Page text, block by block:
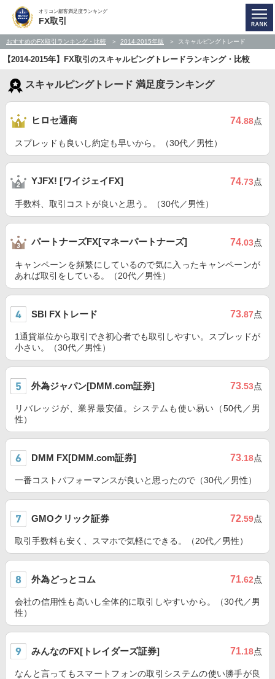
オリコン顧客満足度ランキング
FX取引
おすすめのFX取引ランキング・比較 2014-2015年版 スキャルピングトレード
【2014-2015年】FX取引のスキャルピングトレードランキング・比較
スキャルピングトレード 満足度ランキング
ヒロセ通商 74.88点
スプレッドも良いし約定も早いから。（30代／男性）
YJFX! [ワイジェイFX] 74.73点
手数料、取引コストが良いと思う。（30代／男性）
パートナーズFX[マネーパートナーズ] 74.03点
キャンペーンを頻繁にしているので気に入ったキャンペーンが
あれば取引をしている。（20代／男性）
SBI FXトレード 73.87点
1通貨単位から取引でき初心者でも取引しやすい。スプレッドが
小さい。（30代／男性）
外為ジャパン[DMM.com証券] 73.53点
リバレッジが、業界最安値。システムも使い易い（50代／男
性）
DMM FX[DMM.com証券] 73.18点
一番コストパフォーマンスが良いと思ったので（30代／男性）
GMOクリック証券 72.59点
取引手数料も安く、スマホで気軽にできる。（20代／男性）
外為どっとコム 71.62点
会社の信用性も高いし全体的に取引しやすいから。（30代／男
性）
みんなのFX[トレイダーズ証券] 71.18点
なんと言ってもスマートフォンの取引システムの使い勝手が良